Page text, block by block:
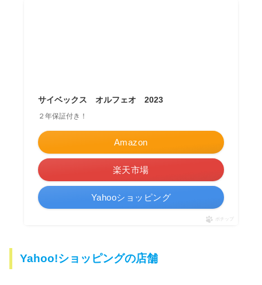
サイベックス オルフェオ 2023
２年保証付き！
Amazon
楽天市場
Yahooショッピング
ポチップ
Yahoo!ショッピングの店舗